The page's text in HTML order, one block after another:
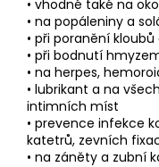
• vhodné také na
• na popáleniny a
• při poranění
• při bodnutí
• na herpes,
• lubrikant a na
intimních míst
• prevence infekce
katetrů, zevních
• na záněty a zubní